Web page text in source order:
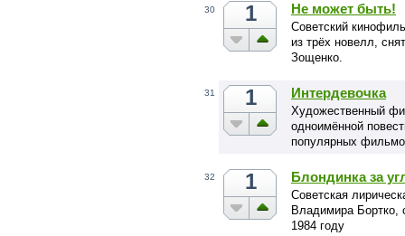
30 1 Не может быть!
Советский
из трёх новелл,
Зощенко.
31 1 Интердевочка
Художественный
одноимённой
популярных
32 1 Блондинка за
Советская
Владимира Бортко,
1984 году